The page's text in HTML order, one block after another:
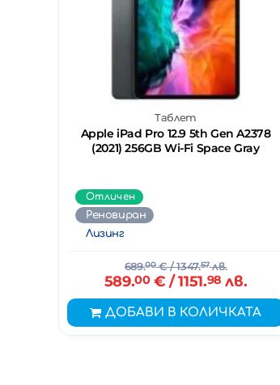
Таблет
Apple iPad Pro 12.9 5th Gen A2378
(2021) 256GB Wi-Fi Space Gray
Отличен
Реновиран
Лизинг
689.00€/ 1347.57лв.
589.00€ / 1151.98 лв.
ДОБАВИ В КОЛИЧКАТА